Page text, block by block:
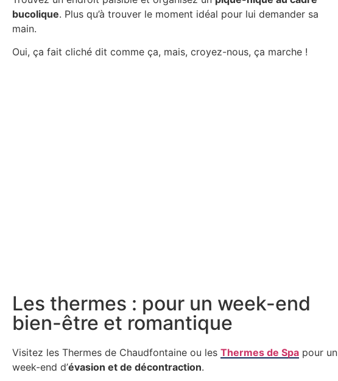
bucolique. Plus qu’à trouver le moment idéal pour lui demander sa
main.
Oui, ça fait cliché dit comme ça, mais, croyez-nous, ça marche !
Les thermes : pour un week-end
bien-être et romantique
Visitez les Thermes de Chaudfontaine ou les Thermes de Spa pour un
week-end d’évasion et de décontraction.